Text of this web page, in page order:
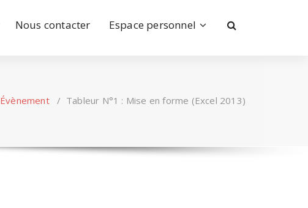
Nous contacter Espace personnel
Évènement/ Tableur N°1 : Mise en forme (Excel 2013)